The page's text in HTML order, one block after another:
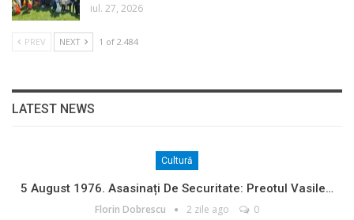
iul. 27, 2026
PREV NEXT 1 of 2.484
LATEST NEWS
Cultură
5 August 1976. Asasinați De Securitate: Preotul Vasile…
Florin Dobrescu 2 zile ago 0